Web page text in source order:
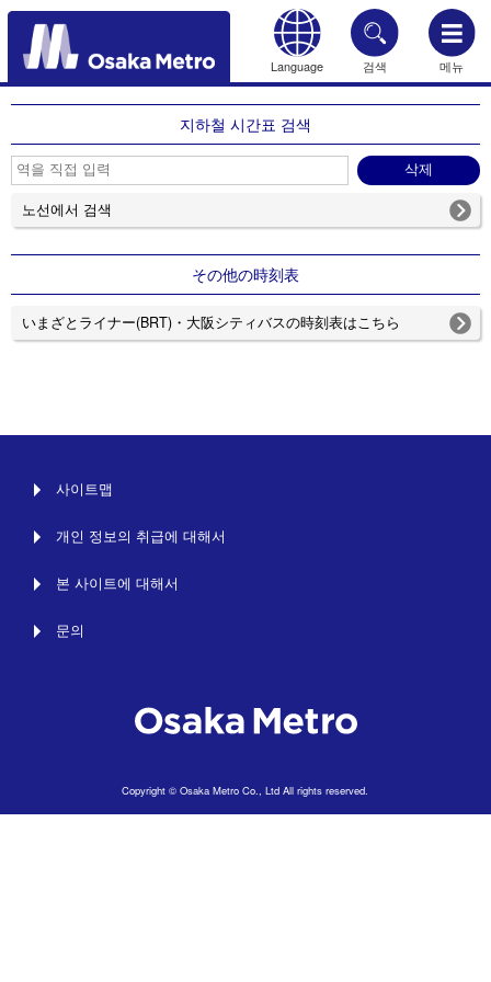
Language 검색 메뉴
HOME
지하철 시간표 검색
노선에서 검색
その他の時刻表
いまざとライナー(BRT)・大阪シティバスの時刻表はこちら
사이트맵
개인 정보의 취급에 대해서
본 사이트에 대해서
문의
Copyright © Osaka Metro Co., Ltd All rights reserved.